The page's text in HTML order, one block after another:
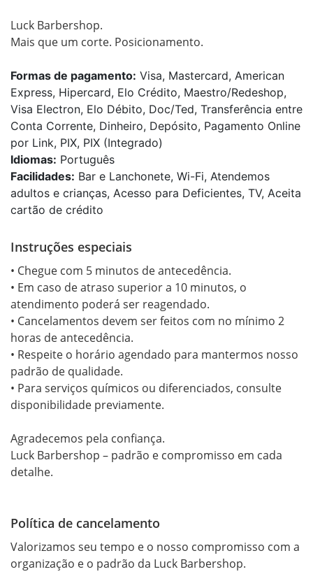
Luck Barbershop.
Mais que um corte. Posicionamento.
Formas de pagamento: Visa, Mastercard, American
Express, Hipercard, Elo Crédito, Maestro/Redeshop,
Visa Electron, Elo Débito, Doc/Ted, Transferência entre
Conta Corrente, Dinheiro, Depósito, Pagamento Online
por Link, PIX, PIX (Integrado)
Idiomas: Português
Facilidades: Bar e Lanchonete, Wi-Fi, Atendemos
adultos e crianças, Acesso para Deficientes, TV, Aceita
cartão de crédito
Instruções especiais
• Chegue com 5 minutos de antecedência.
• Em caso de atraso superior a 10 minutos, o
atendimento poderá ser reagendado.
• Cancelamentos devem ser feitos com no mínimo 2
horas de antecedência.
• Respeite o horário agendado para mantermos nosso
padrão de qualidade.
• Para serviços químicos ou diferenciados, consulte
disponibilidade previamente.
Agradecemos pela confiança.
Luck Barbershop – padrão e compromisso em cada
detalhe.
Política de cancelamento
Valorizamos seu tempo e o nosso compromisso com a
organização e o padrão da Luck Barbershop.